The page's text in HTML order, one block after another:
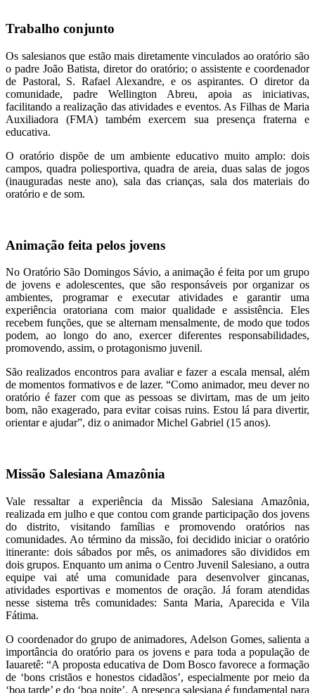
Trabalho conjunto
Os salesianos que estão mais diretamente vinculados ao oratório são
o padre João Batista, diretor do oratório; o assistente e coordenador
de Pastoral, S. Rafael Alexandre, e os aspirantes. O diretor da
comunidade, padre Wellington Abreu, apoia as iniciativas,
facilitando a realização das atividades e eventos. As Filhas de Maria
Auxiliadora (FMA) também exercem sua presença fraterna e
educativa.
O oratório dispõe de um ambiente educativo muito amplo: dois
campos, quadra poliesportiva, quadra de areia, duas salas de jogos
(inauguradas neste ano), sala das crianças, sala dos materiais do
oratório e de som.
Animação feita pelos jovens
No Oratório São Domingos Sávio, a animação é feita por um grupo
de jovens e adolescentes, que são responsáveis por organizar os
ambientes, programar e executar atividades e garantir uma
experiência oratoriana com maior qualidade e assistência. Eles
recebem funções, que se alternam mensalmente, de modo que todos
podem, ao longo do ano, exercer diferentes responsabilidades,
promovendo, assim, o protagonismo juvenil.
São realizados encontros para avaliar e fazer a escala mensal, além
de momentos formativos e de lazer. “Como animador, meu dever no
oratório é fazer com que as pessoas se divirtam, mas de um jeito
bom, não exagerado, para evitar coisas ruins. Estou lá para divertir,
orientar e ajudar”, diz o animador Michel Gabriel (15 anos).
Missão Salesiana Amazônia
Vale ressaltar a experiência da Missão Salesiana Amazônia,
realizada em julho e que contou com grande participação dos jovens
do distrito, visitando famílias e promovendo oratórios nas
comunidades. Ao término da missão, foi decidido iniciar o oratório
itinerante: dois sábados por mês, os animadores são divididos em
dois grupos. Enquanto um anima o Centro Juvenil Salesiano, a outra
equipe vai até uma comunidade para desenvolver gincanas,
atividades esportivas e momentos de oração. Já foram atendidas
nesse sistema três comunidades: Santa Maria, Aparecida e Vila
Fátima.
O coordenador do grupo de animadores, Adelson Gomes, salienta a
importância do oratório para os jovens e para toda a população de
Iauaretê: “A proposta educativa de Dom Bosco favorece a formação
de ‘bons cristãos e honestos cidadãos’, especialmente por meio da
‘boa tarde’ e do ‘boa noite’. A presença salesiana é fundamental para